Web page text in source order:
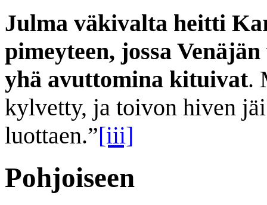
Julma väkivalta heitti
pimeyteen, jossa
yhä avuttomina kituivat.
kylvetty, ja toivon hiven
luottaen.”[iii]
Pohjoiseen